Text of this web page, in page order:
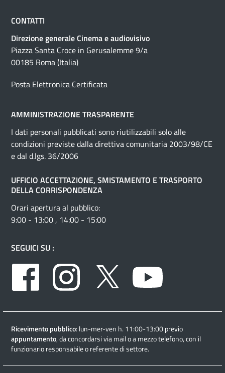
CONTATTI
Direzione generale Cinema e audiovisivo
Piazza Santa Croce in Gerusalemme 9/a
00185 Roma (Italia)
Posta Elettronica Certificata
AMMINISTRAZIONE TRASPARENTE
I dati personali pubblicati sono riutilizzabili solo alle
condizioni previste dalla direttiva comunitaria 2003/98/CE
e dal d.lgs. 36/2006
UFFICIO ACCETTAZIONE, SMISTAMENTO E TRASPORTO
DELLA CORRISPONDENZA
Orari apertura al pubblico:
9:00 - 13:00 , 14:00 - 15:00
SEGUICI SU :
Facebook
Instagram Twitter
Ricevimento pubblico: lun-mer-ven h. 11:00-13:00 previo
appuntamento, da concordarsi via mail o a mezzo telefono, con il
funzionario responsabile o referente di settore.